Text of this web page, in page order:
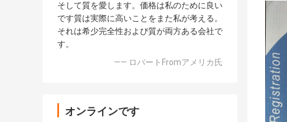
そして質を愛します。価格は私のために良い
です質は実際に高いことをまた私が考える。
それは希少完全性および質が両方ある会社で
す。
—— ロバートFromアメリカ氏
オンラインです